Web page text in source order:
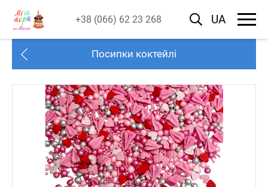
+38 (066) 62 23 268 UA
Посипки коктейлі